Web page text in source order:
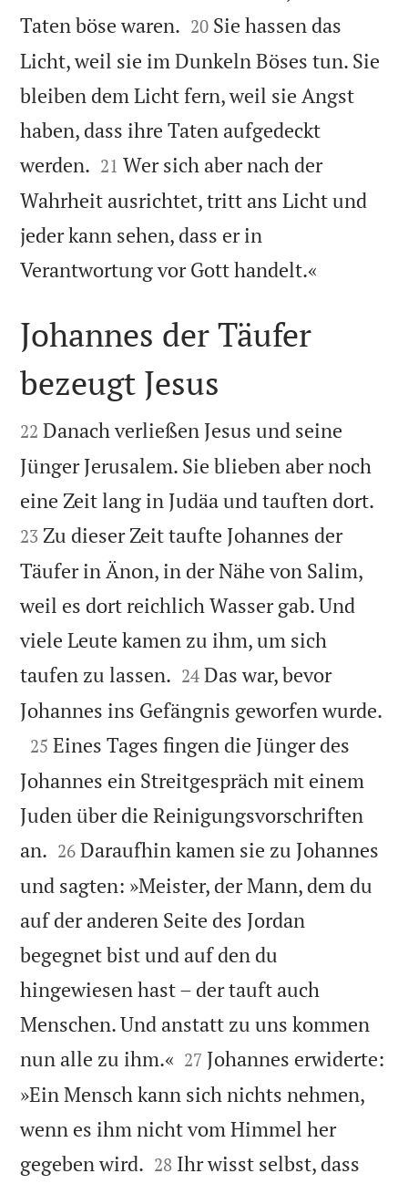
Taten böse waren. 

20 Sie hassen das
Licht, weil sie im Dunkeln Böses tun. Sie
bleiben dem Licht fern, weil sie Angst
haben, dass ihre Taten aufgedeckt
werden. 

21 Wer sich aber nach der
Wahrheit ausrichtet, tritt ans Licht und
jeder kann sehen, dass er in
Verantwortung vor Gott handelt.«

Johannes der Täufer
bezeugt Jesus

22 Danach verließen Jesus und seine
Jünger Jerusalem. Sie blieben aber noch
eine Zeit lang in Judäa und tauften dort.
23 Zu dieser Zeit taufte Johannes der
Täufer in Änon, in der Nähe von Salim,
weil es dort reichlich Wasser gab. Und
viele Leute kamen zu ihm, um sich
taufen zu lassen. 

24 Das war, bevor
Johannes ins Gefängnis geworfen wurde.

25 Eines Tages fingen die Jünger des
Johannes ein Streitgespräch mit einem
Juden über die Reinigungsvorschriften
an. 

26 Daraufhin kamen sie zu Johannes
und sagten: »Meister, der Mann, dem du
auf der anderen Seite des Jordan
begegnet bist und auf den du
hingewiesen hast – der tauft auch
Menschen. Und anstatt zu uns kommen
nun alle zu ihm.« 

27 Johannes erwiderte:
»Ein Mensch kann sich nichts nehmen,
wenn es ihm nicht vom Himmel her
gegeben wird. 

28 Ihr wisst selbst, dass